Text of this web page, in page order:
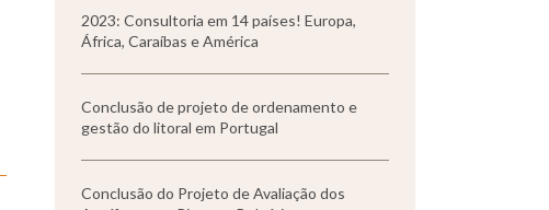
2023: Consultoria em 14 países! Europa,
África, Caraíbas e América
Conclusão de projeto de ordenamento e
gestão do litoral em Portugal
Conclusão do Projeto de Avaliação dos